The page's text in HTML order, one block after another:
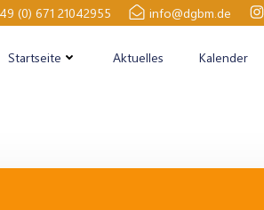
(0) 671 21042955 info@dgbm.de
Startseite Aktuelles Kalender